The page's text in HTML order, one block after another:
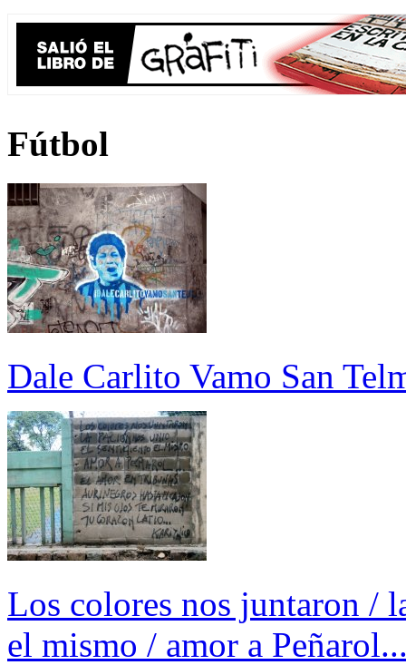
Fútbol
Dale Carlito Vamo San
Los colores nos juntaron /
el mismo / amor a